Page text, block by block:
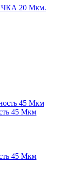
20 Мкм.
45 Мкм
45 Мкм